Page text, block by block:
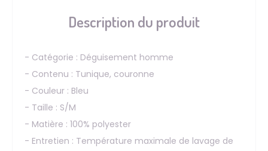
Description du produit
- Catégorie : Déguisement homme
- Contenu : Tunique, couronne
- Couleur : Bleu
- Taille : S/M
- Matière : 100% polyester
- Entretien : Température maximale de lavage de